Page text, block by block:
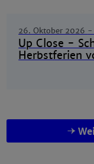
26. Oktober 2026 -
Up Close -
Herbstferien